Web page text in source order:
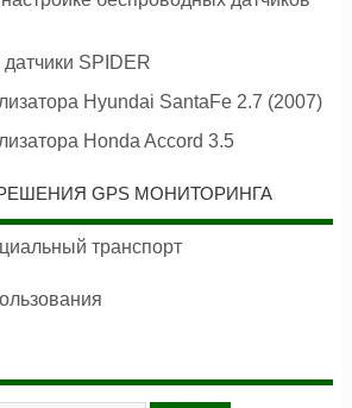
SPIDER
Hyundai SantaFe 2.7 (2007)
Honda Accord 3.5
GPS МОНИТОРИНГА
транспорт